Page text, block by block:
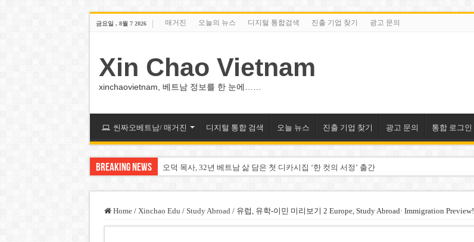
금요일 , 8월 7 2026 매거진 오늘의 뉴스 디지털 통합검색 진출 기업 찾기 광고 문의
Xin Chao Vietnam
xinchaovietnam, 베트남 정보를 한 눈에……
씬짜오베트남/ 매거진 디지털 통합 검색 오늘 뉴스 진출 기업 찾기 광고 문의 통합 로그인
Breaking News 오덕 목사, 32년 베트남 삶 담은 첫 디카시집 ‘한 컷의 서정’ 출간
MWG 대표 “올해 이익 목표 9조2천억동, 2~3개월 조기 달성 자신”
FIFA 인판티노 회장, 유럽 축구계·북미 정치권 불신임 압박 직면
Home / Xinchao Edu / Study Abroad / 유럽, 유학-이민 미리보기 2 Europe, Study Abroad· Immigration Preview!